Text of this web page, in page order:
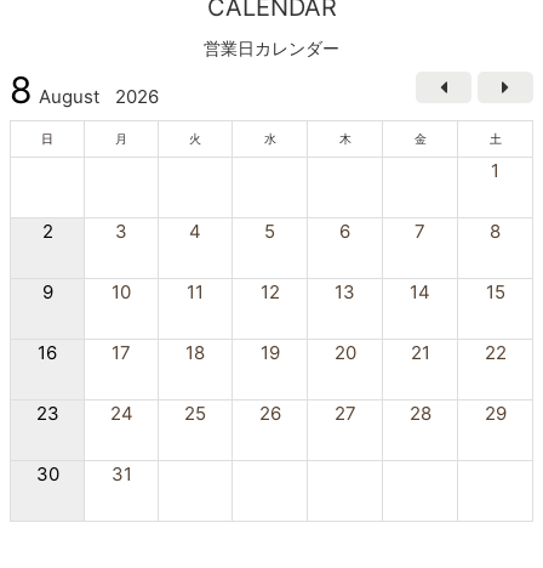
CALENDAR
営業日カレンダー
8 August 2026
日 月 火 水 木 金 土
1
2 3 4 5 6 7 8
9 10 11 12 13 14 15
16 17 18 19 20 21 22
23 24 25 26 27 28 29
30 31